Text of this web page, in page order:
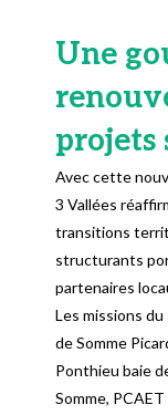
Une
projets
Avec cette
3 Vallées
transitions
structurants
partenaires
Les missions
de Somme
Ponthieu baie
Somme,